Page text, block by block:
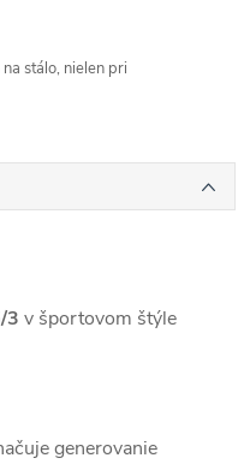
stálo, nielen pri
3 v športovom štýle
generovanie